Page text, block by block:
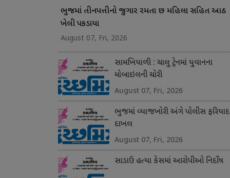
ભુજમાં તીનપત્તીનો જુગાર રમતા છ મહિલા સહિત આઠ
ખેલી પકડાયા
August 07, Fri, 2026
સામખિયાળી : ચાલુ ટ્રેનમાં યુવાનના
મોબાઇલની ચોરી
August 07, Fri, 2026
ભુજમાં વ્યાજખોરી અંગે પોલીસ ફરિયાદ
દાખલ
August 07, Fri, 2026
સાડાઉ હત્યા કેસમાં આરોપીઓ નિર્દોષ